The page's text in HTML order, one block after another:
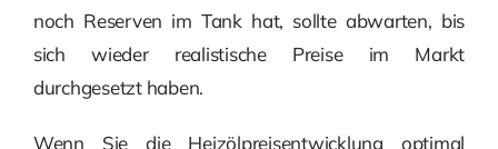
noch Reserven im Tank hat, sollte abwarten, bis
sich wieder realistische Preise im Markt
durchgesetzt haben.
Wenn Sie die Heizölpreisentwicklung optimal